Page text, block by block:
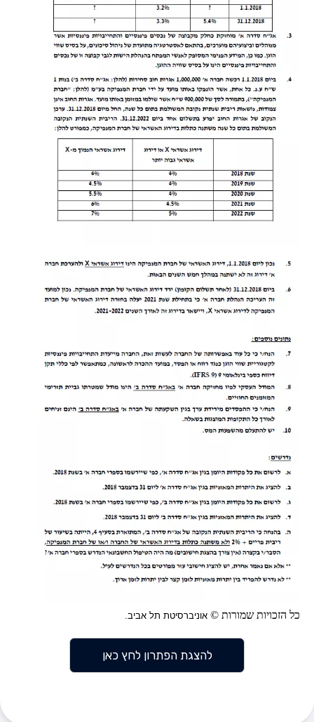
כל הזכויות שמורות © אוניברסיטת תל אביב.
להצגת הפתרון לחץ כאן